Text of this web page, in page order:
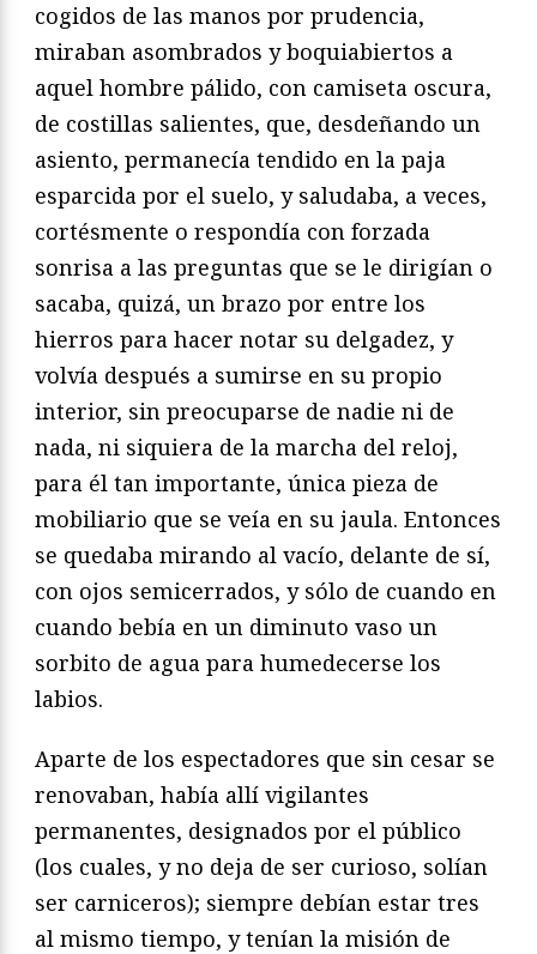
cogidos de las manos por prudencia,
miraban asombrados y boquiabiertos a
aquel hombre pálido, con camiseta oscura,
de costillas salientes, que, desdeñando un
asiento, permanecía tendido en la paja
esparcida por el suelo, y saludaba, a veces,
cortésmente o respondía con forzada
sonrisa a las preguntas que se le dirigían o
sacaba, quizá, un brazo por entre los
hierros para hacer notar su delgadez, y
volvía después a sumirse en su propio
interior, sin preocuparse de nadie ni de
nada, ni siquiera de la marcha del reloj,
para él tan importante, única pieza de
mobiliario que se veía en su jaula. Entonces
se quedaba mirando al vacío, delante de sí,
con ojos semicerrados, y sólo de cuando en
cuando bebía en un diminuto vaso un
sorbito de agua para humedecerse los
labios.
Aparte de los espectadores que sin cesar se
renovaban, había allí vigilantes
permanentes, designados por el público
(los cuales, y no deja de ser curioso, solían
ser carniceros); siempre debían estar tres
al mismo tiempo, y tenían la misión de